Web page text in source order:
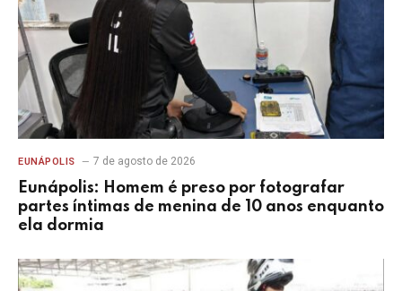
EUNÁPOLIS 7 de agosto de 2026
Eunápolis: Homem é preso por fotografar
partes íntimas de menina de 10 anos enquanto
ela dormia